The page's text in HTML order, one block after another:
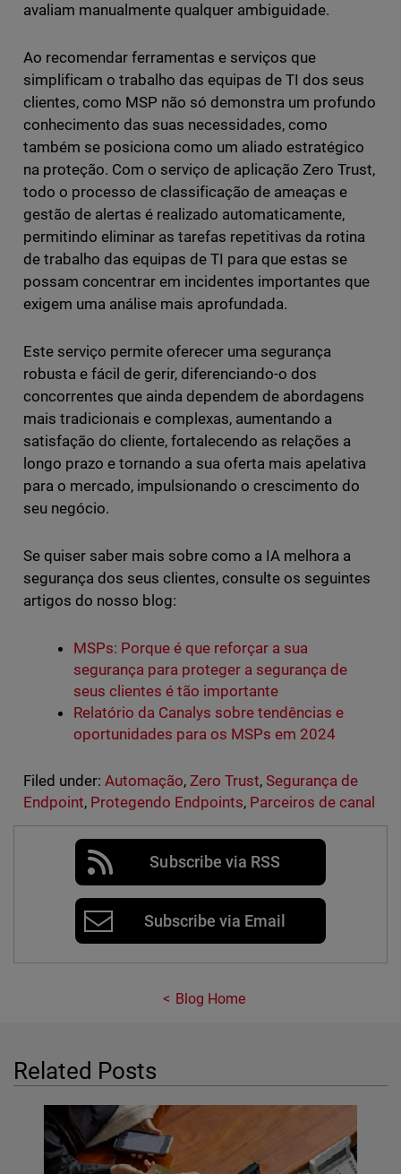
avaliam manualmente qualquer ambiguidade.
Ao recomendar ferramentas e serviços que
simplificam o trabalho das equipas de TI dos seus
clientes, como MSP não só demonstra um profundo
conhecimento das suas necessidades, como
também se posiciona como um aliado estratégico
na proteção. Com o serviço de aplicação Zero Trust,
todo o processo de classificação de ameaças e
gestão de alertas é realizado automaticamente,
permitindo eliminar as tarefas repetitivas da rotina
de trabalho das equipas de TI para que estas se
possam concentrar em incidentes importantes que
exigem uma análise mais aprofundada.
Este serviço permite oferecer uma segurança
robusta e fácil de gerir, diferenciando-o dos
concorrentes que ainda dependem de abordagens
mais tradicionais e complexas, aumentando a
satisfação do cliente, fortalecendo as relações a
longo prazo e tornando a sua oferta mais apelativa
para o mercado, impulsionando o crescimento do
seu negócio.
Se quiser saber mais sobre como a IA melhora a
segurança dos seus clientes, consulte os seguintes
artigos do nosso blog:
MSPs: Porque é que reforçar a sua
segurança para proteger a segurança de
seus clientes é tão importante
Relatório da Canalys sobre tendências e
oportunidades para os MSPs em 2024
Filed under: Automação, Zero Trust,Segurança de
Endpoint, Protegendo Endpoints, Parceiros de canal
Subscribe via RSS
Subscribe via Email
Blog Home
Related Posts